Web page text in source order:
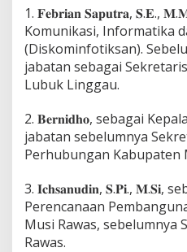
k
b
M
u
a
w
a
D
l
a
1. 𝐅𝐞𝐛𝐫𝐢𝐚𝐧 𝐒𝐚𝐩𝐮𝐭𝐫𝐚, 𝐒.𝐄.,
Komunikasi, Informatika
(Diskominfotiksan).
jabatan sebagai
Lubuk Linggau.
2. 𝐁𝐞𝐫𝐧𝐢𝐝𝐡𝐨, sebagai
jabatan sebelumnya
Perhubungan Kabupaten
3. 𝐈𝐜𝐡𝐬𝐚𝐧𝐮𝐝𝐢𝐧, 𝐒.𝐏𝐢., 𝐌.𝐒𝐢,
Perencanaan
Musi Rawas, sebelumnya
Rawas.